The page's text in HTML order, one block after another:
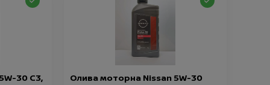
30 C3,
Олива моторна Nissan 5W-30